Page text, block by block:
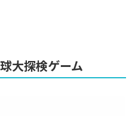
大探検ゲーム